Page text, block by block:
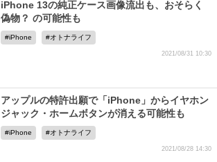
iPhone 13の純正ケース画像流出も、おそらく
偽物？ の可能性も
iPhone オトナライフ
2021/08/31 10:30
アップルの特許出願で「iPhone」からイヤホン
ジャック・ホームボタンが消える可能性も
iPhone オトナライフ
2021/08/28 14:30